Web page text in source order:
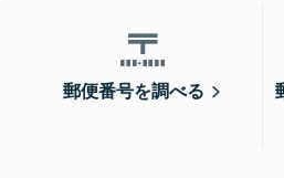
郵便番号を調べる